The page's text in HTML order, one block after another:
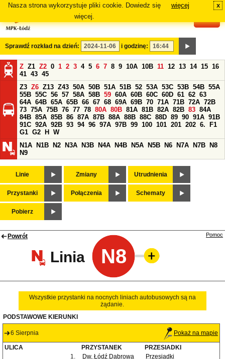
Nasza strona wykorzystuje pliki cookie. Dowiedz się
więcej.
więcej x
Sprawdź rozkład na dzień: i godzinę:
Z Z1 Z2 0 1 2 3 4 5 6 7 8 9 10A 10B 11 12 13 14 15 16
41 43 45
Z3 Z6 Z13 Z43 50A 50B 51A 51B 52 53A 53C 53B 54B 55A
55B 55C 56 57 58A 58B 59 60A 60B 60C 60D 61 62 63
64A 64B 65A 65B 66 67 68 69A 69B 70 71A 71B 72A 72B
73 75A 75B 76 77 78 80A 80B 81A 81B 82A 82B 83 84A
84B 85A 85B 86 87A 87B 88A 88B 88C 88D 89 90 91A 91B
91C 92A 92B 93 94 96 97A 97B 99 100 101 201 202 6.
F1
G1 G2 H
W
N1A
N1B N2 N3A N3B N4A N4B N5A N5B N6 N7A N7B
N8
N9
Linie Zmiany Utrudnienia
Przystanki Połączenia Schematy
Pobierz
Powrót
Linia N8
Pomoc
Wszystkie przystanki na nocnych liniach autobusowych są na
żądanie.
PODSTAWOWE KIERUNKI
6 Sierpnia Pokaż na mapie
ULICA PRZYSTANEK
PRZESIADKI
1.
Dw. Łódź Dąbrowa
Przesiadki